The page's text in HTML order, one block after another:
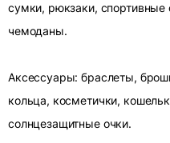
сумки, рюкзаки,
чемоданы.
Аксессуары: браслеты,
кольца, косметички,
солнцезащитные очки.